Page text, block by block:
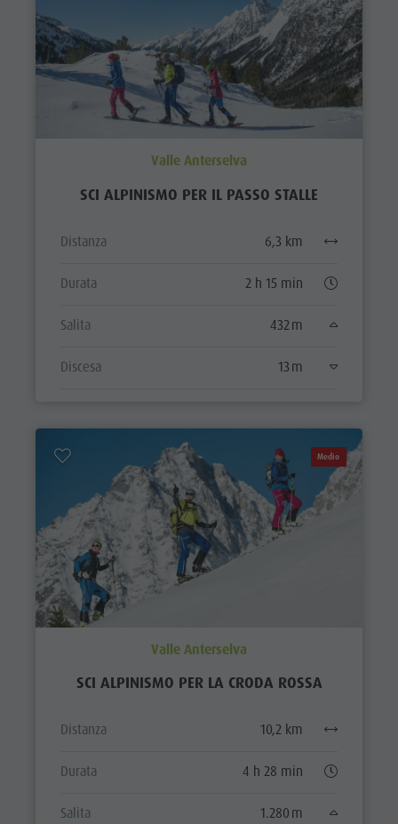
Valle Anterselva
SCI ALPINISMO PER IL PASSO STALLE
Distanza 6,3 km
Durata 2 h 15 min
Salita 432 m
Discesa 13 m
Medio
Valle Anterselva
SCI ALPINISMO PER LA CRODA ROSSA
Distanza 10,2 km
Durata 4 h 28 min
Salita 1.280 m